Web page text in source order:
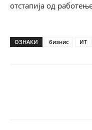
отстапија од
ОЗНАКИ бизнис ИТ